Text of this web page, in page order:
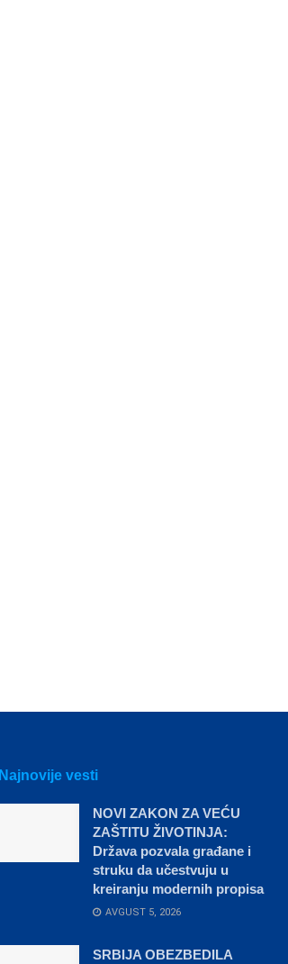
Najnovije vesti
NOVI ZAKON ZA VEĆU
ZAŠTITU ŽIVOTINJA:
Država pozvala građane i
struku da učestvuju u
kreiranju modernih propisa
AVGUST 5, 2026
SRBIJA OBEZBEDILA